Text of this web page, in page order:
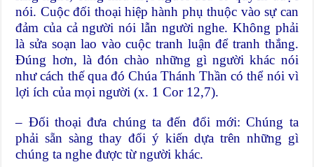
nói. Cuộc đối thoại hiệp hành phụ thuộc vào sự can
đảm của cả người nói lẫn người nghe. Không phải
là sửa soạn lao vào cuộc tranh luận để tranh thắng.
Đúng hơn, là đón chào những gì người khác nói
như cách thế qua đó Chúa Thánh Thần có thể nói vì
lợi ích của mọi người (x. 1 Cor 12,7).
– Đối thoại đưa chúng ta đến đổi mới: Chúng ta
phải sẵn sàng thay đổi ý kiến dựa trên những gì
chúng ta nghe được từ người khác.